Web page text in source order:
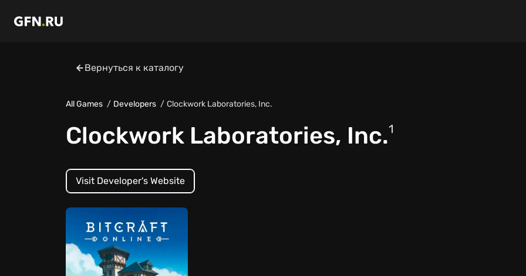
Вернуться к каталогу
All Games Developers Clockwork Laboratories, Inc.
Clockwork Laboratories, Inc.1
Visit Developer's Website